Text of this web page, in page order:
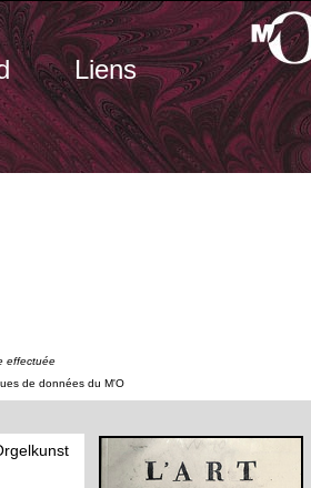
Liens
effectuée
de données du M'O